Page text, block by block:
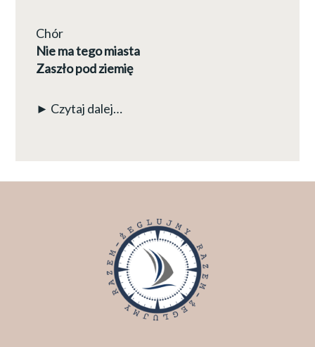
Chór
Nie ma tego miasta
Zaszło pod ziemię
► Czytaj dalej…